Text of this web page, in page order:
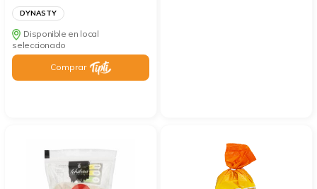
DYNASTY
Disponible en local
seleccionado
Comprar